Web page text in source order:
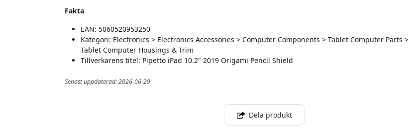
Fakta
EAN: 5060520953250
Kategori: Electronics > Electronics Accessories > Computer Components > Tablet Computer Parts >
Tablet Computer Housings & Trim
Tillverkarens titel: Pipetto iPad 10.2" 2019 Origami Pencil Shield
Senast uppdaterad: 2026-06-29
Dela produkt